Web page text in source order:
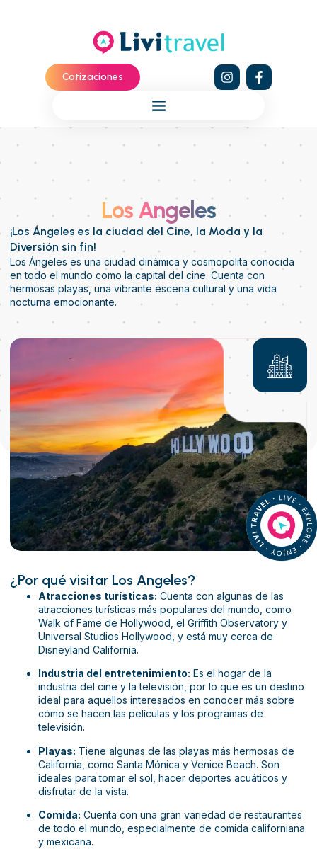
Cotizaciones
Los Angeles
¡Los Ángeles es la ciudad del Cine, la Moda y la
Diversión sin fin!
Los Ángeles es una ciudad dinámica y cosmopolita conocida
en todo el mundo como la capital del cine. Cuenta con
hermosas playas, una vibrante escena cultural y una vida
nocturna emocionante.
¿Por qué visitar Los Angeles?
Atracciones turísticas: Cuenta con algunas de las
atracciones turísticas más populares del mundo, como
Walk of Fame de Hollywood, el Griffith Observatory y
Universal Studios Hollywood, y está muy cerca de
Disneyland California.
Industria del entretenimiento: Es el hogar de la
industria del cine y la televisión, por lo que es un destino
ideal para aquellos interesados ​​en conocer más sobre
cómo se hacen las películas y los programas de
televisión.
Playas: Tiene algunas de las playas más hermosas de
California, como Santa Mónica y Venice Beach. Son
ideales para tomar el sol, hacer deportes acuáticos y
disfrutar de la vista.
Comida: Cuenta con una gran variedad de restaurantes
de todo el mundo, especialmente de comida californiana
y mexicana.